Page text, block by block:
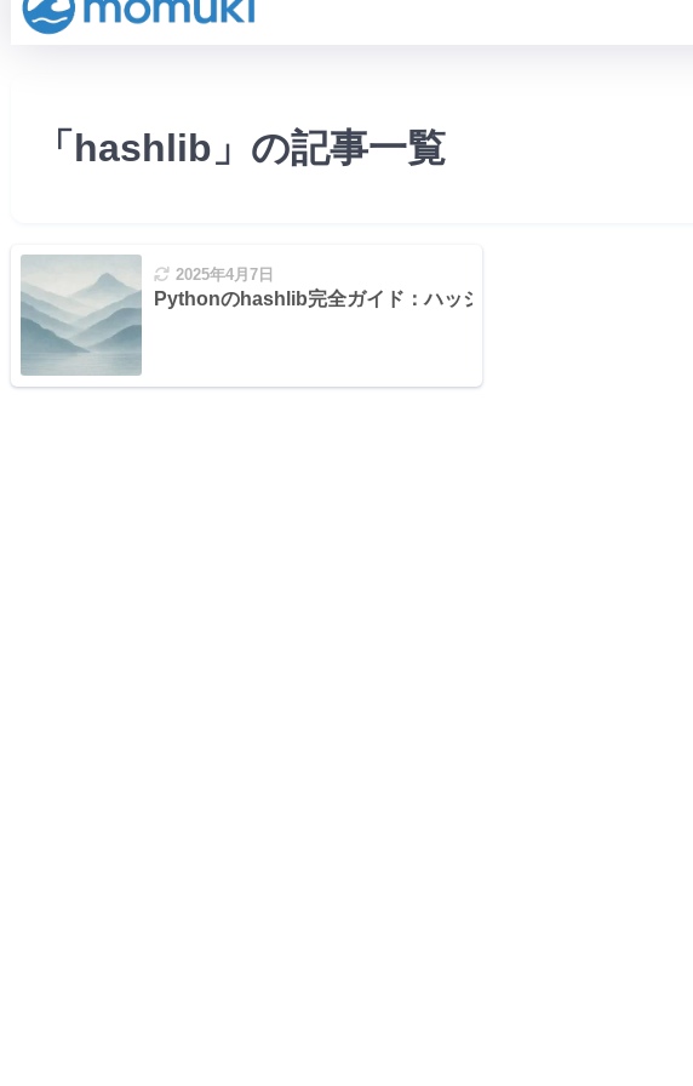
「hashlib」の記事一覧
2025年4月7日
Pythonのhashlib完全ガイド：ハッシュ化の基本から応用まで